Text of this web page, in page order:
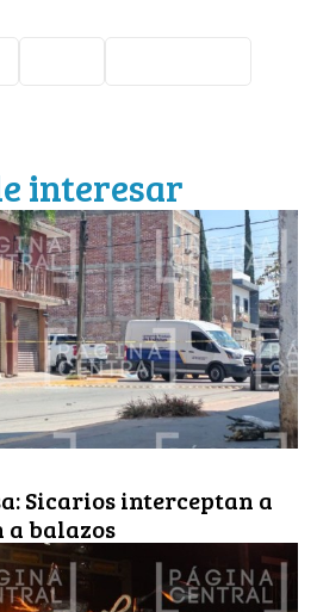
interesar
Sicarios interceptan a
balazos